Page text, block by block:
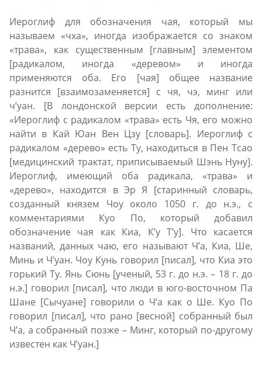
Иероглиф для обозначения чая, который мы
называем «чха», иногда изображается со знаком
«трава», как существенным [главным] элементом
[радикалом, иногда «деревом» и иногда
применяются оба. Его [чая] общее название
разнится [взаимозаменяется] с чя, чэ, минг или
ч’уан. [В лондонской версии есть дополнение:
«Иероглиф с радикалом «трава» есть Чя, его можно
найти в Кай Юан Вен Цзу [словарь]. Иероглиф с
радикалом «дерево» есть Ту, находиться в Пен Тсао
[медицинский трактат, приписываемый Шэнь Нуну].
Иероглиф, имеющий оба радикала, «трава» и
«дерево», находится в Эр Я [старинный словарь,
созданный князем Чоу около 1050 г. до н.э., с
комментариями Куо По, который добавил
обозначение чая как Киа, К’у Т’у]. Что касается
названий, данных чаю, его называют Ч’а, Киа, Ше,
Минь и Ч’уан. Чоу Кунь говорил [писал], что Киа это
горький Ту. Янь Сюнь [ученый, 53 г. до н.э. – 18 г. до
н.э.] говорил [писал], что люди в юго-восточном Па
Шане [Сычуане] говорили о Ч’а как о Ше. Куо По
говорил [писал], что рано [весной] собранный был
Ч’а, а собранный позже – Минг, который по-другому
известен как Ч’уан.]